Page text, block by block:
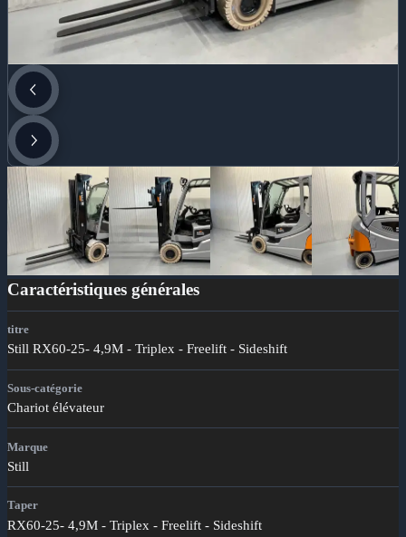
Caractéristiques générales
titre
Still RX60-25- 4,9M - Triplex - Freelift - Sideshift
Sous-catégorie
Chariot élévateur
Marque
Still
Taper
RX60-25- 4,9M - Triplex - Freelift - Sideshift